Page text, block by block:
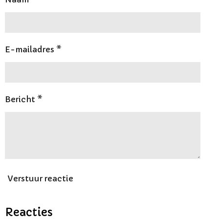
E-mailadres *
Bericht *
Verstuur reactie
Reacties